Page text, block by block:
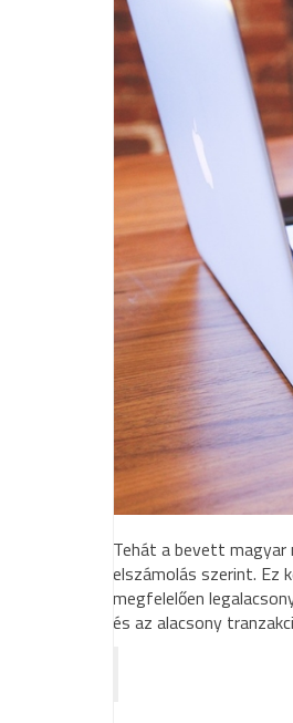
Tehát a bevett
elszámolás szerint. Ez
megfelelően
és az alacsony